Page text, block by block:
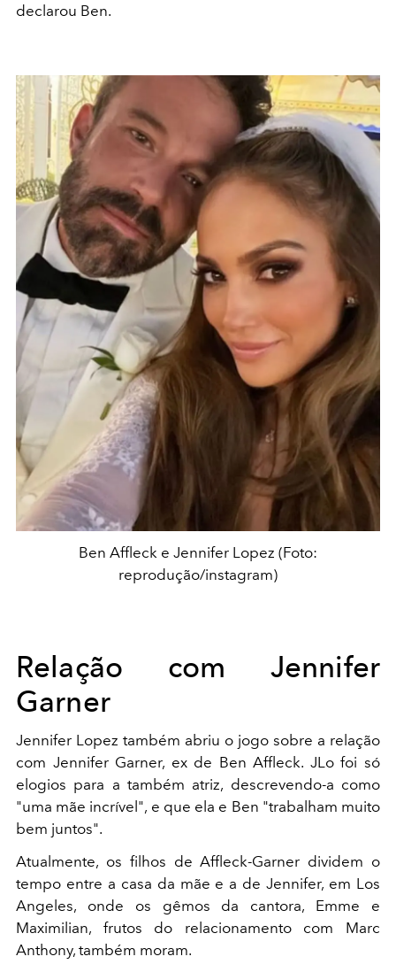
declarou Ben.
Ben Affleck e Jennifer Lopez (Foto:
reprodução/instagram)
Relação com Jennifer
Garner
Jennifer Lopez também abriu o jogo sobre a relação
com Jennifer Garner, ex de Ben Affleck. JLo foi só
elogios para a também atriz, descrevendo-a como
"uma mãe incrível", e que ela e Ben "trabalham muito
bem juntos".
Atualmente, os filhos de Affleck-Garner dividem o
tempo entre a casa da mãe e a de Jennifer, em Los
Angeles, onde os gêmos da cantora, Emme e
Maximilian, frutos do relacionamento com Marc
Anthony, também moram.